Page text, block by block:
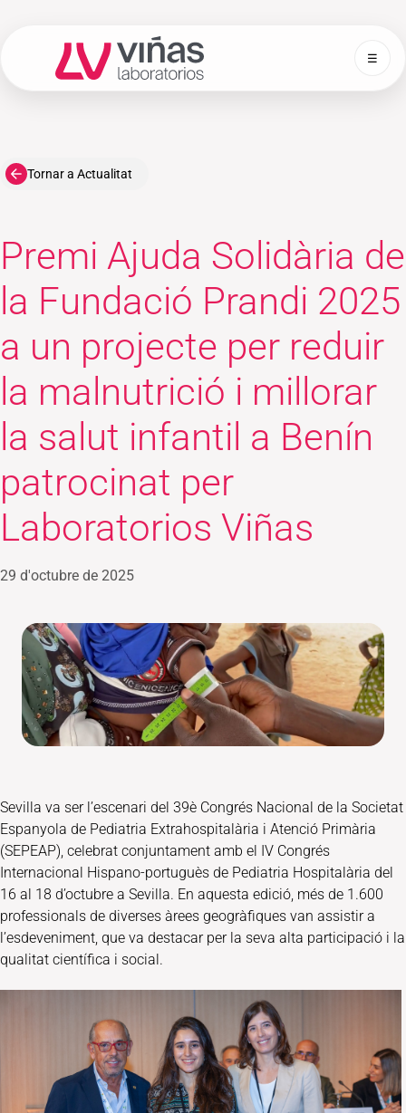
Laboratorios Viñas ☰
Tornar a Actualitat
Premi Ajuda Solidària de
la Fundació Prandi 2025
a un projecte per reduir
la malnutrició i millorar
la salut infantil a Benín
patrocinat per
Laboratorios Viñas
29 d'octubre de 2025
Sevilla va ser l’escenari del 39è Congrés Nacional de la Societat
Espanyola de Pediatria Extrahospitalària i Atenció Primària
(SEPEAP), celebrat conjuntament amb el IV Congrés
Internacional Hispano-portuguès de Pediatria Hospitalària del
16 al 18 d’octubre a Sevilla. En aquesta edició, més de 1.600
professionals de diverses àrees geogràfiques van assistir a
l’esdeveniment, que va destacar per la seva alta participació i la
qualitat científica i social.